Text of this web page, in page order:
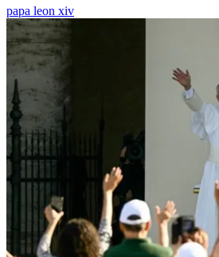
papa leon xiv